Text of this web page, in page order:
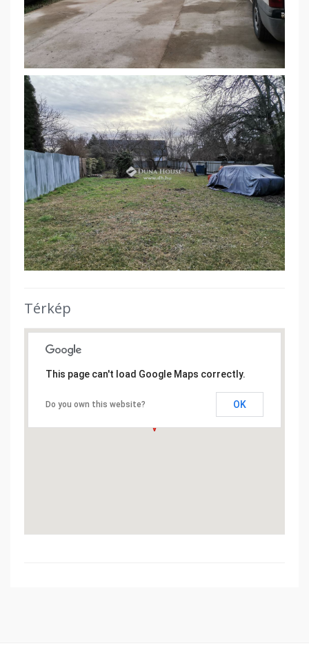
Térkép
This page can't load Google Maps correctly.
Do you own this website? OK